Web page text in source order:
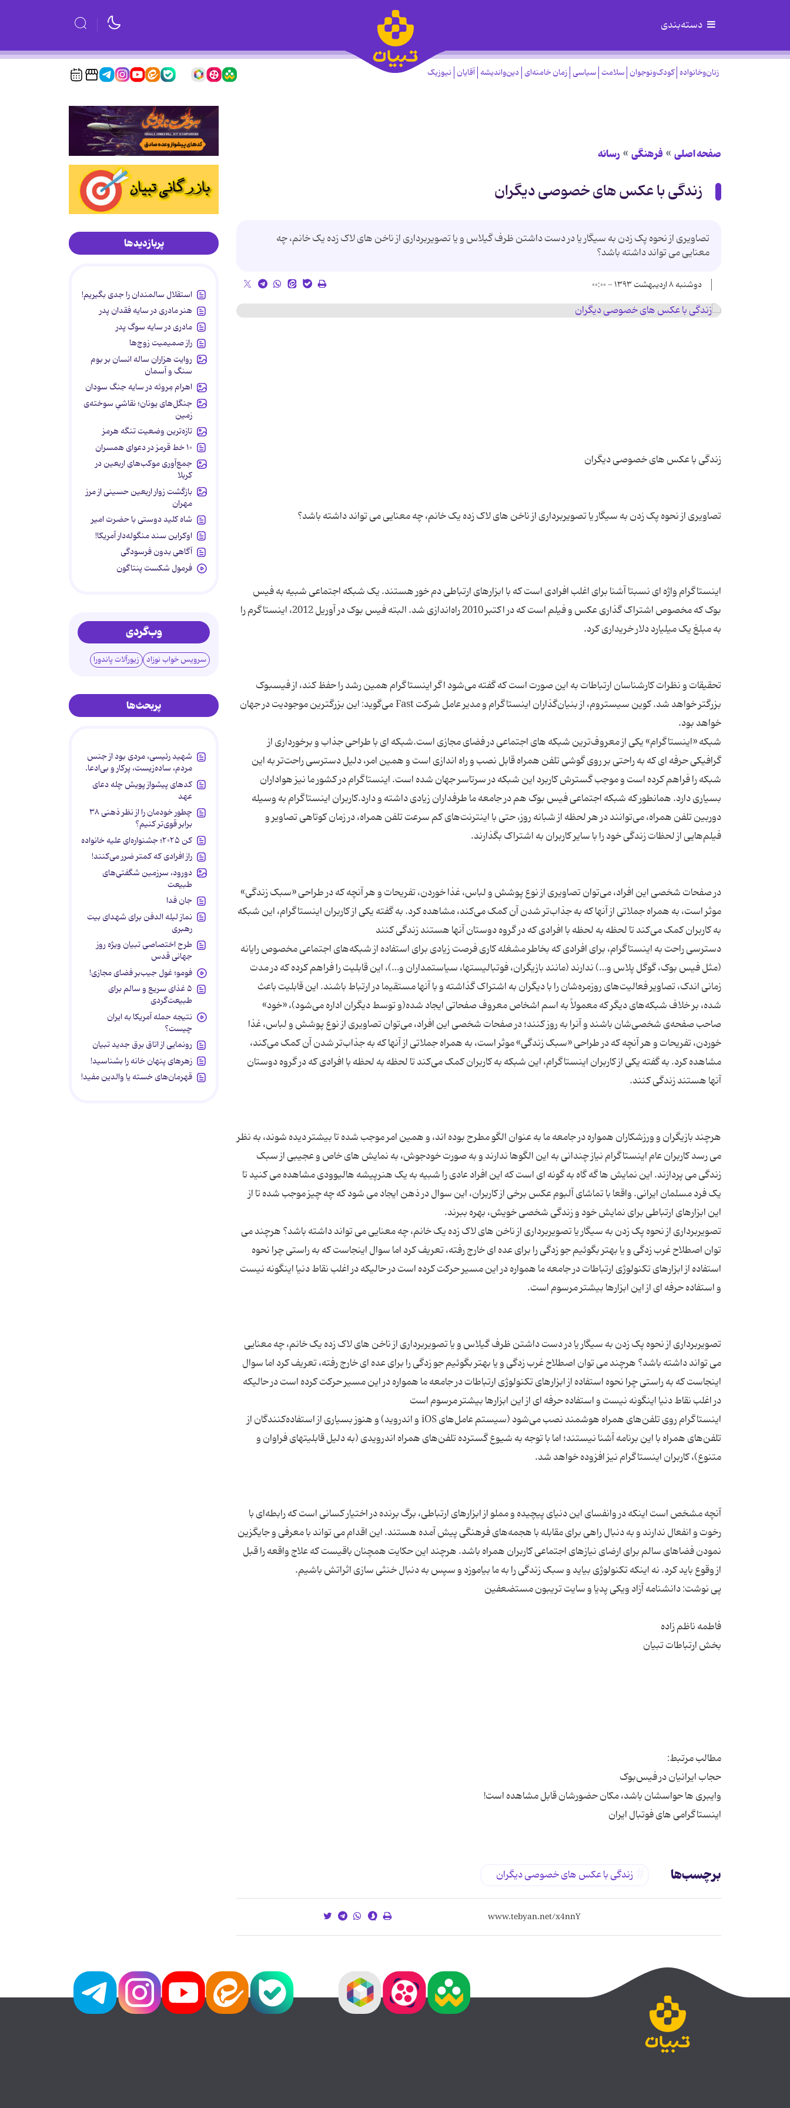
دسته‌بندی
زنان‌وخانواده کودک‌ونوجوان سلامت سیاسی زمان خامنه‌ای دین‌واندیشه آقایان نیوزیک
صفحه اصلی فرهنگی رسانه
زندگی با عکس های خصوصی دیگران
تصاویری از نحوه پک زدن به سیگار یا در دست داشتن ظرف گیلاس و یا تصویربرداری از ناخن های لاک زده یک خانم، چه
معنایی می تواند داشته باشد؟
دوشنبه ۸ اردیبهشت ۱۳۹۳ - ۰۰:۰۰
اینستاگرام واژه ای نسبتا آشنا برای اغلب افرادی است که با ابزارهای ارتباطی دم خور هستند. یک شبکه اجتماعی شبیه به فیس
بوک که مخصوص اشتراک گذاری عکس و فیلم است که در اکتبر 2010 راه‌اندازی شد. البته فیس بوک در آوریل 2012، اینستاگرم را
تحقیقات و نظرات کارشناسان ارتباطات به این صورت است که گفته می‌شود اگر اینستاگرام همین رشد را حفظ کند، از فیسبوک
بزرگتر خواهد شد. کوین سیستروم، از بنیان‌گذاران اینستاگرام و مدیر عامل شرکت Fast می‌گوید: این بزرگترین موجودیت در جهان
شبکه «اینستاگرام» یکی از معروف‌ترین شبکه های اجتماعی در فضای مجازی است.شبکه ای با طراحی جذاب و برخورداری از
گرافیکی حرفه ای که به راحتی بر روی گوشی تلفن همراه قابل نصب و راه اندازی است و همین امر، دلیل دسترسی راحت‌تر به این
شبکه را فراهم کرده است و موجب گسترش کاربرد این شبکه در سرتاسر جهان شده است. اینستاگرام در کشور ما نیز هواداران
بسیاری دارد. همانطور که شبکه اجتماعی فیس بوک هم در جامعه ما طرفداران زیادی داشته و دارد.کاربران اینستاگرام به وسیله
دوربین تلفن همراه، می‌توانند در هر لحظه از شبانه روز، حتی با اینترنت‌های کم سرعت تلفن همراه، در زمان کوتاهی تصاویر و
در صفحات شخصی این افراد، می‌توان تصاویری از نوع پوشش و لباس، غذا خوردن، تفریحات و هر آنچه که در طراحی «سبک زندگی»
موثر است، به همراه جملاتی از آنها که به جذاب‌تر شدن آن کمک می‌کند، مشاهده کرد. به گفته یکی از کاربران اینستاگرام، این شبکه
دسترسی راحت به اینستاگرام، برای افرادی که بخاطر مشغله کاری فرصت زیادی برای استفاده از شبکه‌های اجتماعی مخصوص رایانه
(مثل فیس بوک، گوگل پلاس و…) ندارند (مانند بازیگران، فوتبالیستها، سیاستمداران و…)، این قابلیت را فراهم کرده که در مدت
زمانی اندک، تصاویر فعالیت‌های روزمره‌شان را با دیگران به اشتراک گذاشته و با آنها مستقیما در ارتباط باشند. این قابلیت باعث
شده، بر خلاف شبکه‌های دیگر که معمولاً به اسم اشخاص معروف صفحاتی ایجاد شده(و توسط دیگران اداره می‌شود)، «خود»
صاحب صفحه‌ی شخصی‌شان باشند و آنرا به روز کنند؛ در صفحات شخصی این افراد، می‌توان تصاویری از نوع پوشش و لباس، غذا
خوردن، تفریحات و هر آنچه که در طراحی «سبک زندگی» موثر است، به همراه جملاتی از آنها که به جذاب‌تر شدن آن کمک می‌کند،
مشاهده کرد. به گفته یکی از کاربران اینستاگرام، این شبکه به کاربران کمک می‌کند تا لحظه به لحظه با افرادی که در گروه دوستان
هرچند بازیگران و ورزشکاران همواره در جامعه ما به عنوان الگو مطرح بوده اند، و همین امر موجب شده تا بیشتر دیده شوند، به نظر
می رسد کاربران عام اینستاگرام نیاز چندانی به این الگوها ندارند و به صورت خودجوش، به نمایش های خاص و عجیبی از سبک
زندگی می پردازند. این نمایش ها گه گاه به گونه ای است که این افراد عادی را شبیه به یک هنرپیشه هالیوودی مشاهده می کنید تا
یک فرد مسلمان ایرانی. واقعا با تماشای آلبوم عکس برخی از کاربران، این سوال در ذهن ایجاد می شود که چه چیز موجب شده تا از
تصویربرداری از نحوه پک زدن به سیگار یا تصویربرداری از ناخن های لاک زده یک خانم، چه معنایی می تواند داشته باشد؟ هرچند می
توان اصطلاح غرب زدگی و یا بهتر بگوئیم جو زدگی را برای عده ای خارج رفته، تعریف کرد اما سوال اینجاست که به راستی چرا نحوه
استفاده از ابزارهای تکنولوژی ارتباطات در جامعه ما همواره در این مسیر حرکت کرده است در حالیکه در اغلب نقاط دنیا اینگونه نیست
تصویربرداری از نحوه پک زدن به سیگار یا در دست داشتن ظرف گیلاس و یا تصویربرداری از ناخن های لاک زده یک خانم، چه معنایی
می تواند داشته باشد؟ هرچند می توان اصطلاح غرب زدگی و یا بهتر بگوئیم جو زدگی را برای عده ای خارج رفته، تعریف کرد اما سوال
اینجاست که به راستی چرا نحوه استفاده از ابزارهای تکنولوژی ارتباطات در جامعه ما همواره در این مسیر حرکت کرده است در حالیکه
اینستاگرام روی تلفن‌های همراه هوشمند نصب می‌شود (سیستم عامل‌‌های iOS و اندروید) و هنوز بسیاری از استفاده‌کنندگان از
تلفن‌های همراه با این برنامه آشنا نیستند؛ اما با توجه به شیوع گسترده تلفن‌های همراه اندرویدی (به دلیل قابلیتهای فراوان و
آنچه مشخص است اینکه در وانفسای این دنیای پیچیده و مملو از ابزارهای ارتباطی، برگ برنده در اختیار کسانی است که رابطه‌ای با
رخوت و انفعال ندارند و به دنبال راهی برای مقابله با هجمه‌های فرهنگی پیش آمده هستند. این اقدام می تواند با معرفی و جایگزین
نمودن فضاهای سالم برای ارضای نیازهای اجتماعی کاربران همراه باشد. هرچند این حکایت همچنان باقیست که علاج واقعه را قبل
اینستاگرامی های فوتبال ایران
برچسب‌ها زندگی با عکس های خصوصی دیگران
پربازدیدها
استقلال سالمندان را جدی بگیریم!
هنر مادری در سایه‌ فقدان پدر
مادری در سایه سوگ پدر
راز صمیمیت زوج‌ها
روایت هزاران ساله انسان بر بوم
سنگ و آسمان
اهرام مِروئه در سایه جنگ سودان
جنگل‌های یونان؛ نقاشیِ سوخته‌ی
زمین
تازه‌ترین وضعیت تنگه هرمز
۱۰ خط قرمز در دعوای همسران
جمع‌آوری موکب‌های اربعین در
کربلا
بازگشت زوار اربعین حسینی از مرز
مهران
شاه کلید دوستی با حضرت امیر
اوکراین سند منگوله‌دار آمریکا!
آگاهی بدون فرسودگی
فرمول شکست پنتاگون
وب‌گردی
سرویس خواب نوزاد زیورآلات پاندورا
پربحث‌ها
شهید رئیسی، مردی بود از جنس
مردم، ساده‌زیست، پرکار و بی‌ادعا.
کدهای پیشواز پویش چله دعای
عهد
چطور خودمان را از نظر ذهنی ۳۸
برابر قوی‌تر کنیم؟
کن ۲۰۲۵؛ جشنواره‌ای علیه خانواده
راز افرادی که کمتر ضرر می‌کنند!
دورود، سرزمین شگفتی‌های
طبیعت
جان فدا
نماز لیله الدفن برای شهدای بیت
رهبری
طرح اختصاصی تبیان ویژه روز
جهانی قدس
فومو؛ غول جیب‌بر فضای مجازی!
۵ غذای سریع و سالم برای
طبیعت‌گردی
نتیجه حمله آمریکا به ایران
چیست؟
رونمایی از اتاق برق جدید تبیان
زهرهای پنهان خانه را بشناسید!
قهرمان‌های خسته یا والدین مفید!